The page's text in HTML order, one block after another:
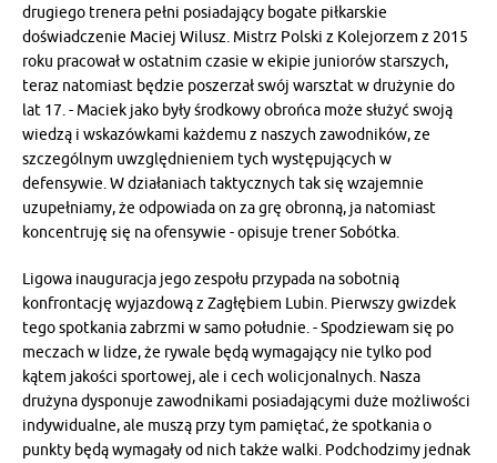
drugiego trenera pełni posiadający bogate piłkarskie
doświadczenie Maciej Wilusz. Mistrz Polski z Kolejorzem z 2015
roku pracował w ostatnim czasie w ekipie juniorów starszych,
teraz natomiast będzie poszerzał swój warsztat w drużynie do
lat 17. - Maciek jako były środkowy obrońca może służyć swoją
wiedzą i wskazówkami każdemu z naszych zawodników, ze
szczególnym uwzględnieniem tych występujących w
defensywie. W działaniach taktycznych tak się wzajemnie
uzupełniamy, że odpowiada on za grę obronną, ja natomiast
koncentruję się na ofensywie - opisuje trener Sobótka.
Ligowa inauguracja jego zespołu przypada na sobotnią
konfrontację wyjazdową z Zagłębiem Lubin. Pierwszy gwizdek
tego spotkania zabrzmi w samo południe. - Spodziewam się po
meczach w lidze, że rywale będą wymagający nie tylko pod
kątem jakości sportowej, ale i cech wolicjonalnych. Nasza
drużyna dysponuje zawodnikami posiadającymi duże możliwości
indywidualne, ale muszą przy tym pamiętać, że spotkania o
punkty będą wymagały od nich także walki. Podchodzimy jednak